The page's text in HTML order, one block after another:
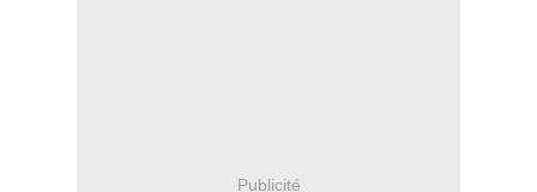
Publicité